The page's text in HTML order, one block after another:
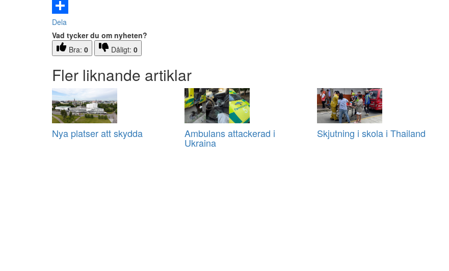
Email
Dela
Vad tycker du om nyheten?
Bra: 0 Dåligt: 0
Fler liknande artiklar
Nya platser att skydda Ambulans attackerad i
Ukraina
Skjutning i skola i Thailand